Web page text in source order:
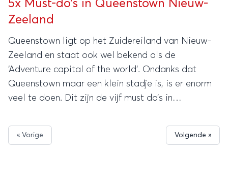
5x Must-do’s in Queenstown Nieuw-
Zeeland
Queenstown ligt op het Zuidereiland van Nieuw-
Zeeland en staat ook wel bekend als de
‘Adventure capital of the world’. Ondanks dat
Queenstown maar een klein stadje is, is er enorm
veel te doen. Dit zijn de vijf must do’s in
« Vorige Volgende »